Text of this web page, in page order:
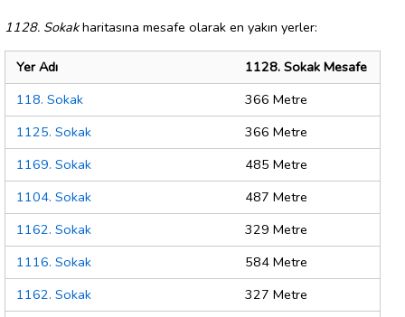
1128. Sokakharitasına mesafe olarak en yakın yerler:
Yer Adı
1128. Sokak Mesafe
118. Sokak
366 Metre
1125. Sokak
366 Metre
1169. Sokak
485 Metre
1104. Sokak
487 Metre
1162. Sokak
329 Metre
1116. Sokak
584 Metre
1162. Sokak
327 Metre